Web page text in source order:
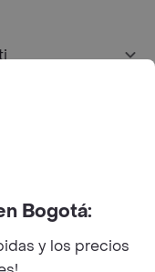
Bogotá:
y los precios